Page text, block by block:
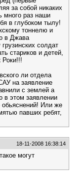
за собой никаких
много раз наши
в глубоком тылу!
тоннелю и
в Джава
солдат
стариков и детей,
Роки!!!
ли отдела
на заявление
с землей а
в этом заявлении
обьяснений! Или же
павших ребят,
18-11-2008 16:38:14
могут